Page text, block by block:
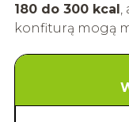
180 do 300 kcal,
konfiturą mogą